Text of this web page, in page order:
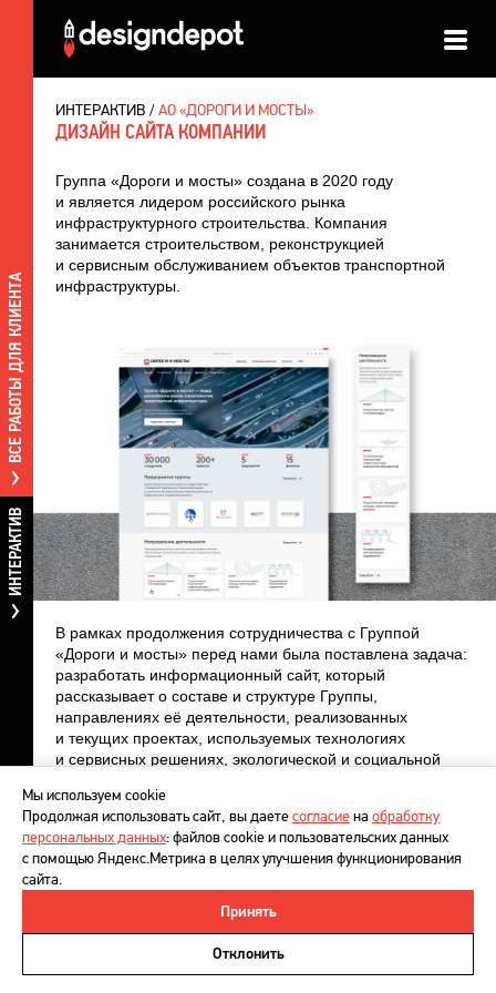
ВСЕ РАБОТЫ ДЛЯ КЛИЕНТА
ИНТЕРАКТИВ
ИНТЕРАКТИВ АО «ДОРОГИ И МОСТЫ»
ДИЗАЙН САЙТА КОМПАНИИ
Группа «Дороги и мосты» создана в 2020 году
и является лидером российского рынка
инфраструктурного строительства. Компания
занимается строительством, реконструкцией
и сервисным обслуживанием объектов транспортной
инфраструктуры.
В рамках продолжения сотрудничества с Группой
«Дороги и мосты» перед нами была поставлена задача:
разработать информационный сайт, который
рассказывает о составе и структуре Группы,
направлениях её деятельности, реализованных
и текущих проектах, используемых технологиях
и сервисных решениях, экологической и социальной
Политика в отношении обработки персональных данных
Напишите нам
Мы используем cookie
Продолжая использовать сайт, вы даетесогласиена обработку
персональных данных: файлов cookie и пользовательских данных
с помощью Яндекс.Метрика в целях улучшения функционирования
сайта.
Принять
Отклонить